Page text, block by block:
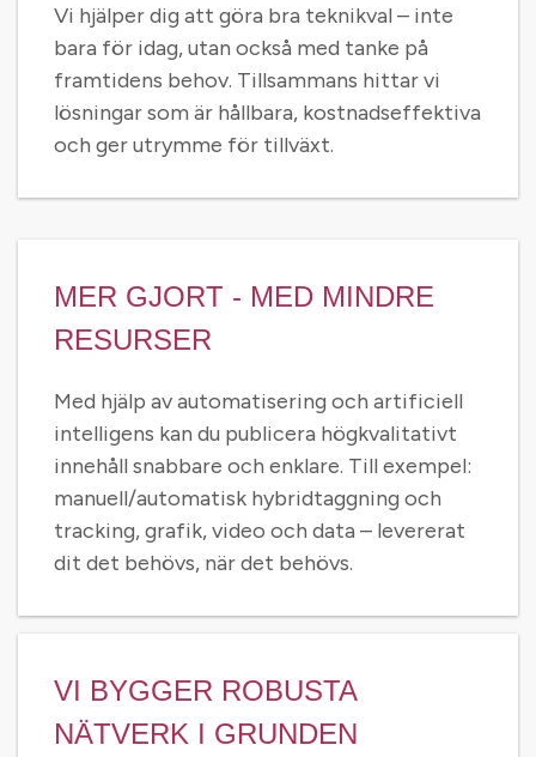
Vi hjälper dig att göra bra teknikval – inte
bara för idag, utan också med tanke på
framtidens behov. Tillsammans hittar vi
lösningar som är hållbara, kostnadseffektiva
och ger utrymme för tillväxt.
MER GJORT - MED MINDRE
RESURSER
Med hjälp av automatisering och artificiell
intelligens kan du publicera högkvalitativt
innehåll snabbare och enklare. Till exempel:
manuell/automatisk hybridtaggning och
tracking, grafik, video och data – levererat
dit det behövs, när det behövs.
VI BYGGER ROBUSTA
NÄTVERK I GRUNDEN